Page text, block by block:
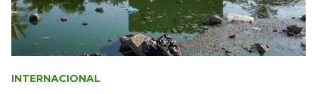
INTERNACIONAL